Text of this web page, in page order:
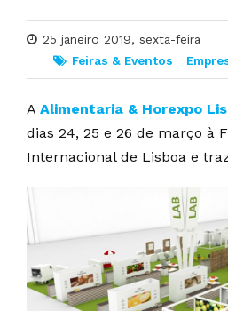
25 janeiro 2019, sexta-feira
Feiras & Eventos
A Alimentaria & Horexpo
dias 24, 25 e 26 de março à
Internacional de Lisboa e